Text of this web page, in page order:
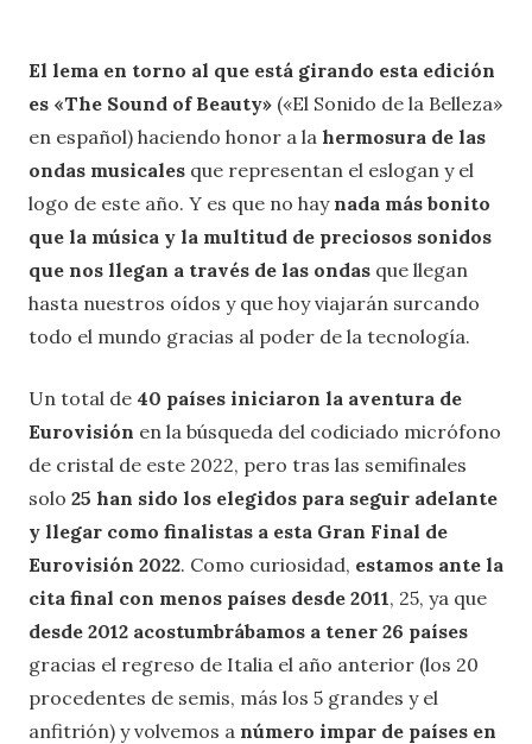
El lema en torno al que está girando esta edición
es «The Sound of Beauty» («El Sonido de la Belleza»
en español) haciendo honor a la hermosura de las
ondas musicales que representan el eslogan y el
logo de este año. Y es que no hay nada más bonito
que la música y la multitud de preciosos sonidos
que nos llegan a través de las ondas que llegan
hasta nuestros oídos y que hoy viajarán surcando
todo el mundo gracias al poder de la tecnología.
Un total de 40 países iniciaron la aventura de
Eurovisión en la búsqueda del codiciado micrófono
de cristal de este 2022, pero tras las semifinales
solo 25 han sido los elegidos para seguir adelante
y llegar como finalistas a esta Gran Final de
Eurovisión 2022. Como curiosidad, estamos ante la
cita final con menos países desde 2011, 25, ya que
desde 2012 acostumbrábamos a tener 26 países
gracias el regreso de Italia el año anterior (los 20
procedentes de semis, más los 5 grandes y el
anfitrión) y volvemos a número impar de países en